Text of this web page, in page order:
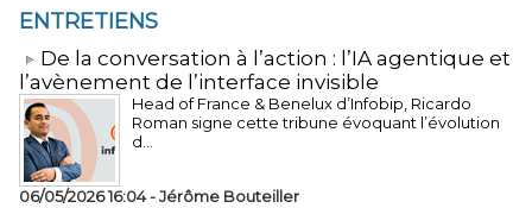
ENTRETIENS
​De la conversation à l’action : l’IA agentique et
l’avènement de l’interface invisible
Head of France & Benelux d’Infobip, Ricardo
Roman signe cette tribune évoquant l’évolution
d...
06/05/2026 16:04 -Jérôme Bouteiller